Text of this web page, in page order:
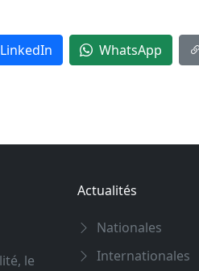
LinkedIn WhatsApp
le
Actualités
Nationales
Internationales